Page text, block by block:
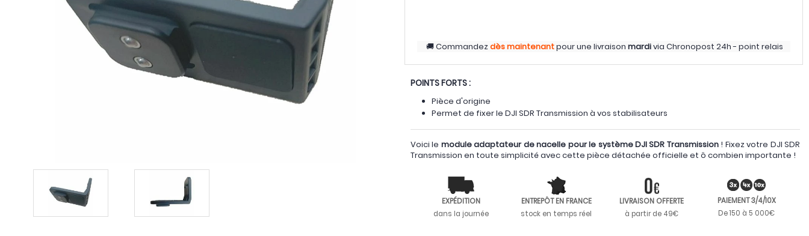
Commandezdès maintenantpour une livraison mardivia Chronopost 24h - point relais
POINTS FORTS :
Pièce d'origine
Permet de fixer le DJI SDR Transmission à vos stabilisateurs
Voici le module adaptateur de nacelle pour le système DJI SDR Transmission! Fixez votre DJI SDR
Transmission en toute simplicité avec cette pièce détachée officielle et ô combien importante !
EXPÉDITION
dans la journée
ENTREPÔT EN FRANCE
stock en temps réel
LIVRAISON OFFERTE
à partir de 49€
PAIEMENT 3/4/10X
De 150 à 5 000€